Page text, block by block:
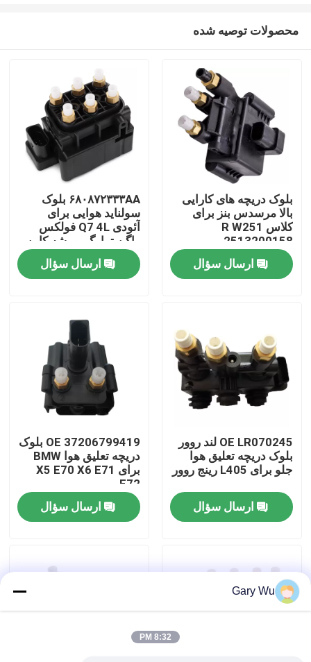
خونه
ویدیو
درباره ما
تور کارخانه
کنترل کیفیت
با ما تماس بگیرید
اخبار
موارد
محصولات توصیه شده
بلوک دریچه های کارایی
بالا مرسدس بنز برای
کلاس R W251
2513200158
ارسال سؤال
۶۸۰۸۷۲۳۳۳AA بلوک
سولناید هوایی برای
آئودی Q7 4L فولکس
واگن توارگ پورشه کاین
۹۵۵
ارسال سؤال
OE LR070245 لند روور
بلوک دریچه تعلیق هوا
جلو برای L405 رینج روور
ارسال سؤال
OE 37206799419 بلوک
دریچه تعلیق هوا BMW
برای X5 E70 X6 E71
E72
ارسال سؤال
Gary Wu
8:32 PM